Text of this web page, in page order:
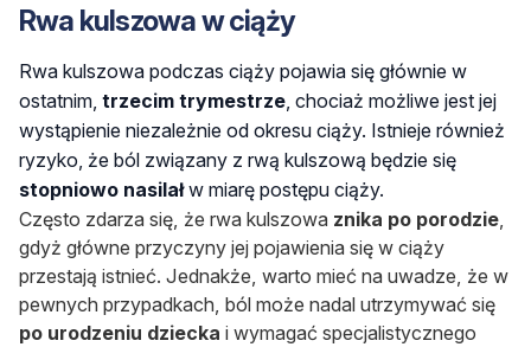
Rwa kulszowa w ciąży
Rwa kulszowa podczas ciąży pojawia się głównie w
ostatnim, trzecim trymestrze , chociaż możliwe jest jej
wystąpienie niezależnie od okresu ciąży. Istnieje również
ryzyko, że ból związany z rwą kulszową będzie się
stopniowo nasilałw miarę postępu ciąży.
Często zdarza się, że rwa kulszowa znika po porodzie
gdyż główne przyczyny jej pojawienia się w ciąży
przestają istnieć. Jednakże, warto mieć na uwadze, że w
pewnych przypadkach, ból może nadal utrzymywać się
po urodzeniu dziecka i wymagać specjalistycznego